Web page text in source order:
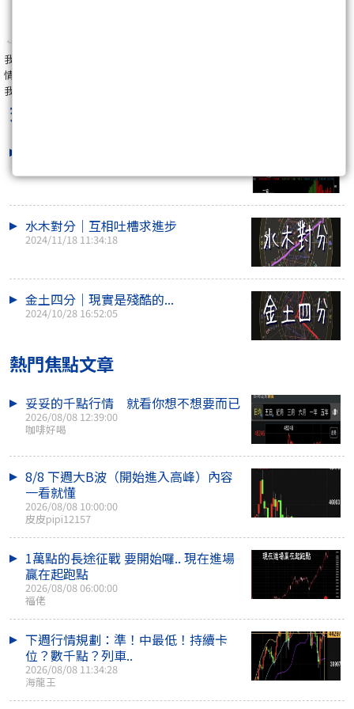
我的IG：
情場、市場皆得意🌼 有可能嗎？
我要的幸福👉🏻占星學✕好股票✕好價格
交易直男
水木對分｜互相吐槽求進步
2024/11/18 11:34:18
金土四分｜現實是殘酷的...
2024/10/28 16:52:05
熱門焦點文章
妥妥的千點行情 就看你想不想要而已
2026/08/08 12:39:00
咖啡好喝
8/8 下週大B波（開始進入高峰）內容
一看就懂
2026/08/08 10:00:00
皮皮pipi12157
1萬點的長途征戰 要開始囉.. 現在進場
贏在起跑點
2026/08/08 06:00:00
福佬
下週行情規劃：準！中最低！持續卡
位？數千點？列車..
2026/08/08 11:34:28
海龍王